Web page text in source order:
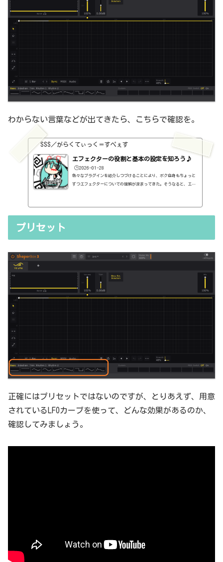
わからない言葉などが出てきたら、こちらで確認を。
SSS／がらくてぃっく＝すぺぇす
エフェクターの役割と基本の設定を知ろう♪
🕒️2026-01-28
色々なプラグインを紹介しつづけることにより、ボク自身もちょっと
ずつエフェクターについての理解が深まってきた。そうなると、エフ
プリセット
正確にはプリセットではないのですが、とりあえず、用意
されているLFOカーブを使って、どんな効果があるのか、
確認してみましょう。